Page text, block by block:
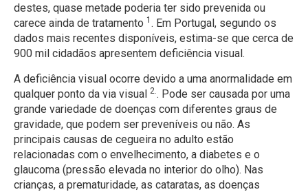
destes, quase metade poderia ter sido prevenida ou
carece ainda de tratamento 1 . Em Portugal, segundo os
dados mais recentes disponíveis, estima-se que cerca de
900 mil cidadãos apresentem deficiência visual.
A deficiência visual ocorre devido a uma anormalidade em
qualquer ponto da via visual 2. . Pode ser causada por uma
grande variedade de doenças com diferentes graus de
gravidade, que podem ser preveníveis ou não. As
principais causas de cegueira no adulto estão
relacionadas com o envelhecimento, a diabetes e o
glaucoma (pressão elevada no interior do olho). Nas
crianças, a prematuridade, as cataratas, as doenças